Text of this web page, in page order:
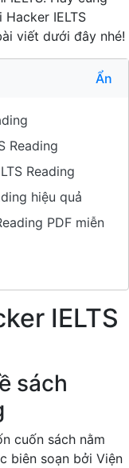
IELTS
viết dưới đây nhé!
Ẩn
Reading
Reading
hiệu quả
PDF miễn
IELTS
sách
cuốn sách nằm
biên soạn bởi Viện